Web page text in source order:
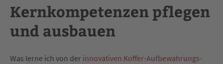
Kernkompetenzen pflegen
und ausbauen
Was lerne ich von der innovativen Koffer-Aufbewahrungs-